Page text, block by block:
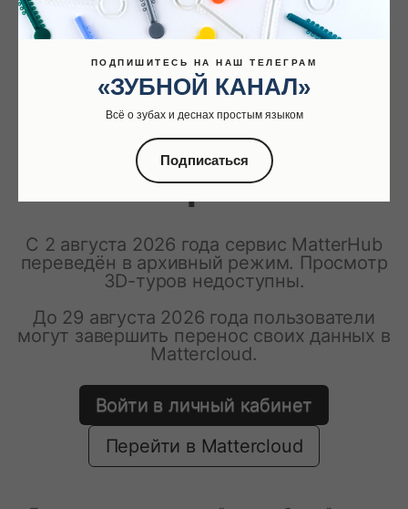
ПОДПИШИТЕСЬ НА НАШ ТЕЛЕГРАМ
«ЗУБНОЙ КАНАЛ»
Всё о зубах и деснах простым языком
Подписаться